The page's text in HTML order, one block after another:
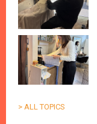
> ALL TOPICS